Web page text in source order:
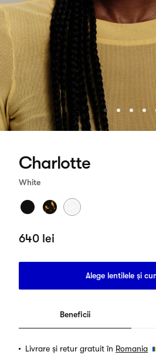
Charlotte
White
640 lei
Alege lentilele și
Beneficii
Livrare și retur gratuit în Romania